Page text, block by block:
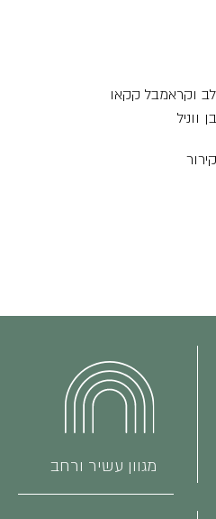
וקראמבל קקאו
ווניל
מגוון עשיר ורחב